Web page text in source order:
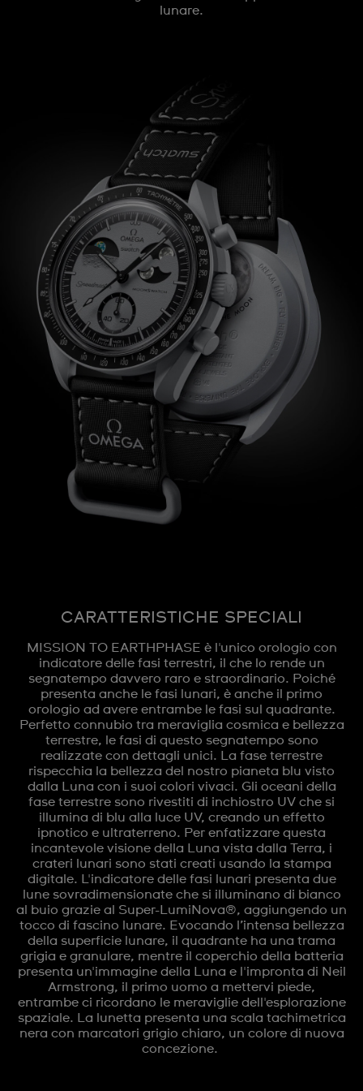
lunare.
CARATTERISTICHE SPECIALI
MISSION TO EARTHPHASE è l'unico orologio con
indicatore delle fasi terrestri, il che lo rende un
segnatempo davvero raro e straordinario. Poiché
presenta anche le fasi lunari, è anche il primo
orologio ad avere entrambe le fasi sul quadrante.
Perfetto connubio tra meraviglia cosmica e bellezza
terrestre, le fasi di questo segnatempo sono
realizzate con dettagli unici. La fase terrestre
rispecchia la bellezza del nostro pianeta blu visto
dalla Luna con i suoi colori vivaci. Gli oceani della
fase terrestre sono rivestiti di inchiostro UV che si
illumina di blu alla luce UV, creando un effetto
ipnotico e ultraterreno. Per enfatizzare questa
incantevole visione della Luna vista dalla Terra, i
crateri lunari sono stati creati usando la stampa
digitale. L'indicatore delle fasi lunari presenta due
lune sovradimensionate che si illuminano di bianco
al buio grazie al Super-LumiNova®, aggiungendo un
tocco di fascino lunare. Evocando l’intensa bellezza
della superficie lunare, il quadrante ha una trama
grigia e granulare, mentre il coperchio della batteria
presenta un'immagine della Luna e l'impronta di Neil
Armstrong, il primo uomo a mettervi piede,
entrambe ci ricordano le meraviglie dell'esplorazione
spaziale. La lunetta presenta una scala tachimetrica
nera con marcatori grigio chiaro, un colore di nuova
concezione.